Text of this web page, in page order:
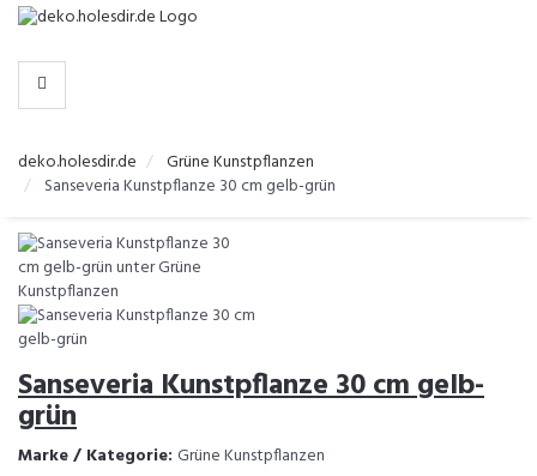
-
KATEGORIEN
deko.holesdir.de
Grüne Kunstpflanzen
Sanseveria Kunstpflanze 30 cm gelb-grün
Sanseveria Kunstpflanze 30 cm gelb-
grün
Marke / Kategorie: Grüne Kunstpflanzen